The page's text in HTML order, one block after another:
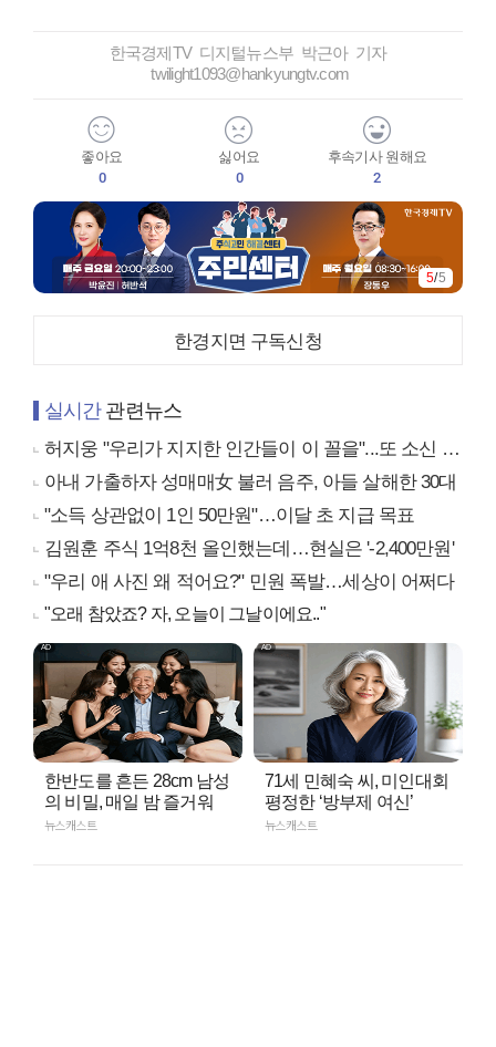
한국경제TV 디지털뉴스부 박근아 기자
twilight1093@hankyungtv.com
좋아요
0
싫어요
0
후속기사 원해요
2
5/5
한경지면 구독신청
실시간관련뉴스
허지웅 "우리가 지지한 인간들이 이 꼴을"...또 소신 발언
아내 가출하자 성매매女 불러 음주, 아들 살해한 30대
"소득 상관없이 1인 50만원"…이달 초 지급 목표
김원훈 주식 1억8천 올인했는데…현실은 '-2,400만원'
"우리 애 사진 왜 적어요?" 민원 폭발…세상이 어쩌다
"오래 참았죠? 자, 오늘이 그날이에요.."
한반도를 흔든 28cm 남성
의 비밀, 매일 밤 즐거워
뉴스캐스트
71세 민혜숙 씨, 미인대회
평정한 ‘방부제 여신’
뉴스캐스트